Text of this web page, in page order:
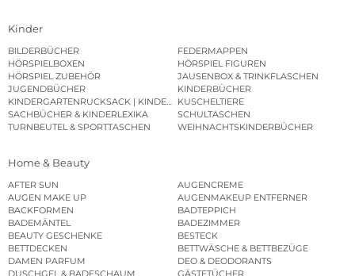
Kinder
BILDERBÜCHER
FEDERMAPPEN
HÖRSPIELBOXEN
HÖRSPIEL FIGUREN
HÖRSPIEL ZUBEHÖR
JAUSENBOX & TRINKFLASCHEN
JUGENDBÜCHER
KINDERBÜCHER
KINDERGARTENRUCKSACK | KINDERGARTENBEUTEL
KUSCHELTIERE
SACHBÜCHER & KINDERLEXIKA
SCHULTASCHEN
TURNBEUTEL & SPORTTASCHEN
WEIHNACHTSKINDERBÜCHER
Home & Beauty
AFTER SUN
AUGENCREME
AUGEN MAKE UP
AUGENMAKEUP ENTFERNER
BACKFORMEN
BADTEPPICH
BADEMÄNTEL
BADEZIMMER
BEAUTY GESCHENKE
BESTECK
BETTDECKEN
BETTWÄSCHE & BETTBEZÜGE
DAMEN PARFUM
DEO & DEODORANTS
DUSCHGEL & BADESCHAUM
GÄSTETÜCHER